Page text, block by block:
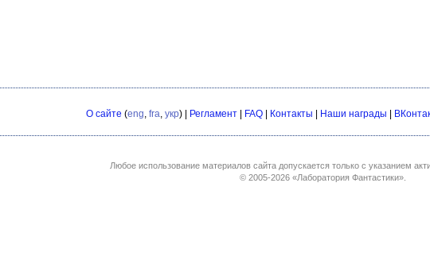
О сайте (eng, fra, укр) | Регламент FAQ Контакты Наши награды
Любое использование материалов сайта допускается только с указанием
© 2005-2026 «Лаборатория Фантастики».